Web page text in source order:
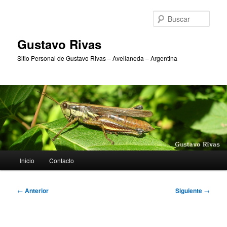
Gustavo Rivas
Sitio Personal de Gustavo Rivas – Avellaneda – Argentina
principal
Inicio Contacto
Navegación
← Anterior Siguiente →